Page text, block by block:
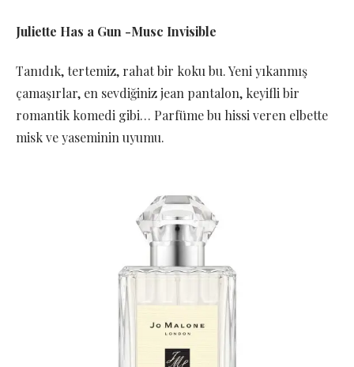
Juliette Has a Gun -Musc Invisible
Tanıdık, tertemiz, rahat bir koku bu. Yeni yıkanmış
çamaşırlar, en sevdiğiniz jean pantalon, keyifli bir
romantik komedi gibi… Parfüme bu hissi veren elbette
misk ve yaseminin uyumu.